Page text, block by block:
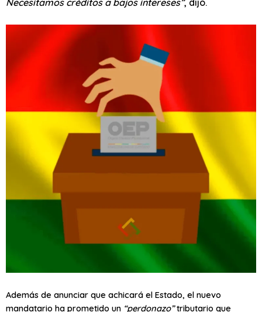
Necesitamos créditos a bajos intereses”, dijo.
Además de anunciar que achicará el Estado, el nuevo
mandatario ha prometido un “perdonazo”tributario que